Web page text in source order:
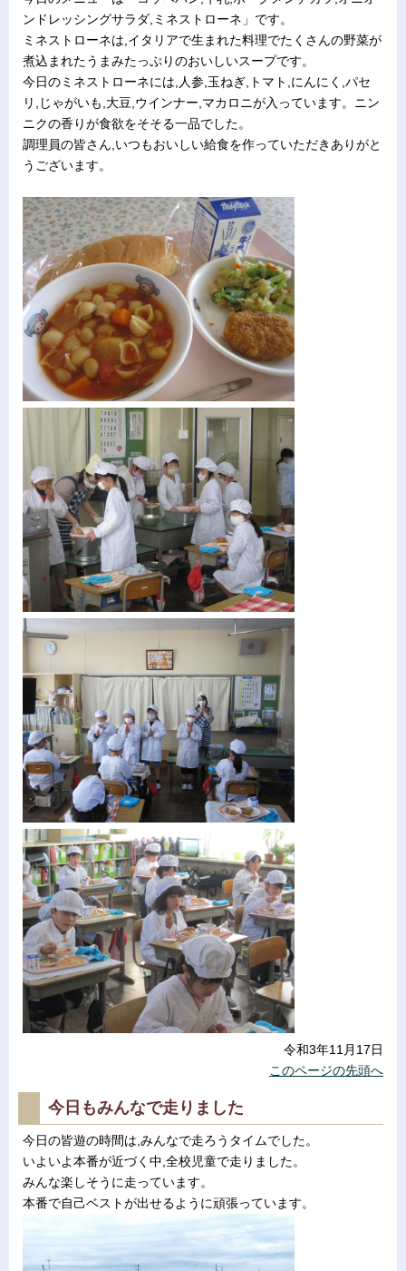
ンドレッシングサラダ,ミネストローネ」です。
ミネストローネは,イタリアで生まれた料理でたくさんの野菜が
煮込まれたうまみたっぷりのおいしいスープです。
今日のミネストローネには,人参,玉ねぎ,トマト,にんにく,パセ
リ,じゃがいも,大豆,ウインナー,マカロニが入っています。ニン
ニクの香りが食欲をそそる一品でした。
調理員の皆さん,いつもおいしい給食を作っていただきありがと
うございます。
令和3年11月17日
このページの先頭へ
今日もみんなで走りました
今日の皆遊の時間は,みんなで走ろうタイムでした。
いよいよ本番が近づく中,全校児童で走りました。
みんな楽しそうに走っています。
本番で自己ベストが出せるように頑張っています。